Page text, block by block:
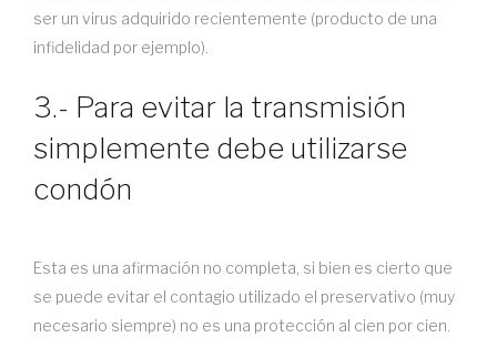
ser un virus adquirido recientemente (producto de una
infidelidad por ejemplo).
3.- Para evitar la transmisión
simplemente debe utilizarse
condón
Esta es una afirmación no completa, si bien es cierto que
se puede evitar el contagio utilizado el preservativo (muy
necesario siempre) no es una protección al cien por cien.